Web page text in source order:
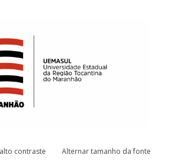
contraste Alternar tamanho da fonte